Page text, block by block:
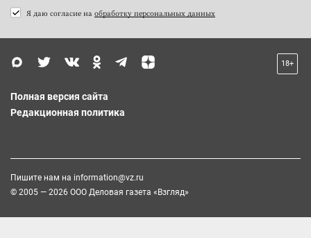
Я даю согласие на обработку персональных данных
18+
Полная версия сайта
Редакционная политика
Пишите нам на information@vz.ru
© 2005 — 2026 ООО Деловая газета «Взгляд»